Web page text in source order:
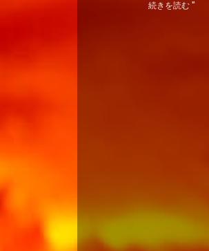
続きを読む "